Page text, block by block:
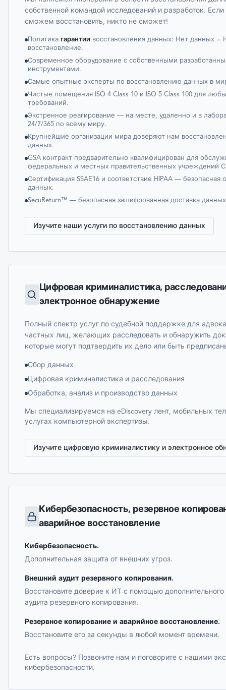
собственной командой исследований и разработок.
сможем восстановить, никто не сможет!
Политика гарантии восстановления данных: Нет данных =
восстановление.
Современное оборудование с собственными
инструментами.
Самые опытные эксперты по восстановлению данных в
Чистые помещения ISO 4 Class 10 и ISO 5 Class 100 для
требований.
Экстренное реагирование — на месте, удаленно и в
24/7/365 по всему миру.
Крупнейшие организации мира доверяют нам
данных.
GSA контракт предварительно квалифицирован для
федеральных и местных правительственных учреждений
Сертификация SSAE16 и соответствие HIPAA — безопасная
данных.
SecuReturn™ — безопасная зашифрованная доставка
Изучите наши услуги по восстановлению данных
Цифровая криминалистика,
электронное обнаружение
Полный спектр услуг по судебной поддержке для
частных лиц, желающих расследовать и обнаружить
которые могут подтвердить их дело или быть
Сбор данных
Цифровая криминалистика и расследования
Обработка, анализ и производство данных
Мы специализируемся на eDiscovery лент, мобильных
услугах компьютерной экспертизы.
Изучите цифровую криминалистику и электронное
Кибербезопасность, резервное
аварийное восстановление
Кибербезопасность.
Дополнительная защита от внешних угроз.
Внешний аудит резервного копирования.
Восстановите доверие к ИТ с помощью дополнительного
аудита резервного копирования.
Резервное копирование и аварийное восстановление.
Восстановите его за секунды в любой момент времени.
Есть вопросы? Позвоните нам и поговорите с нашими
кибербезопасности.